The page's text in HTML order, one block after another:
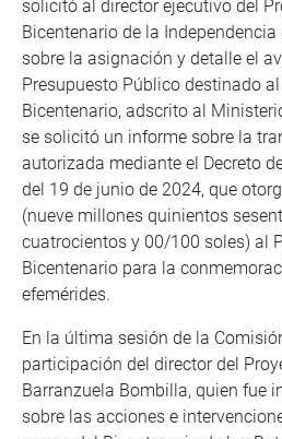
solicitó al director ejecutivo del
Bicentenario de la
sobre la asignación y detalle el
Presupuesto Público destinado
Bicentenario, adscrito al
se solicitó un informe sobre la
autorizada mediante el Decreto
del 19 de junio de 2024, que
(nueve millones quinientos
cuatrocientos y 00/100 soles) al
Bicentenario para la
efemérides.
En la última sesión de la
participación del director del
Barranzuela Bombilla, quien fue
sobre las acciones e